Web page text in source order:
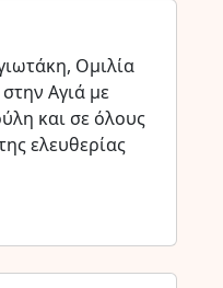
Ομιλία
Αγιά με
και σε όλους
ελευθερίας